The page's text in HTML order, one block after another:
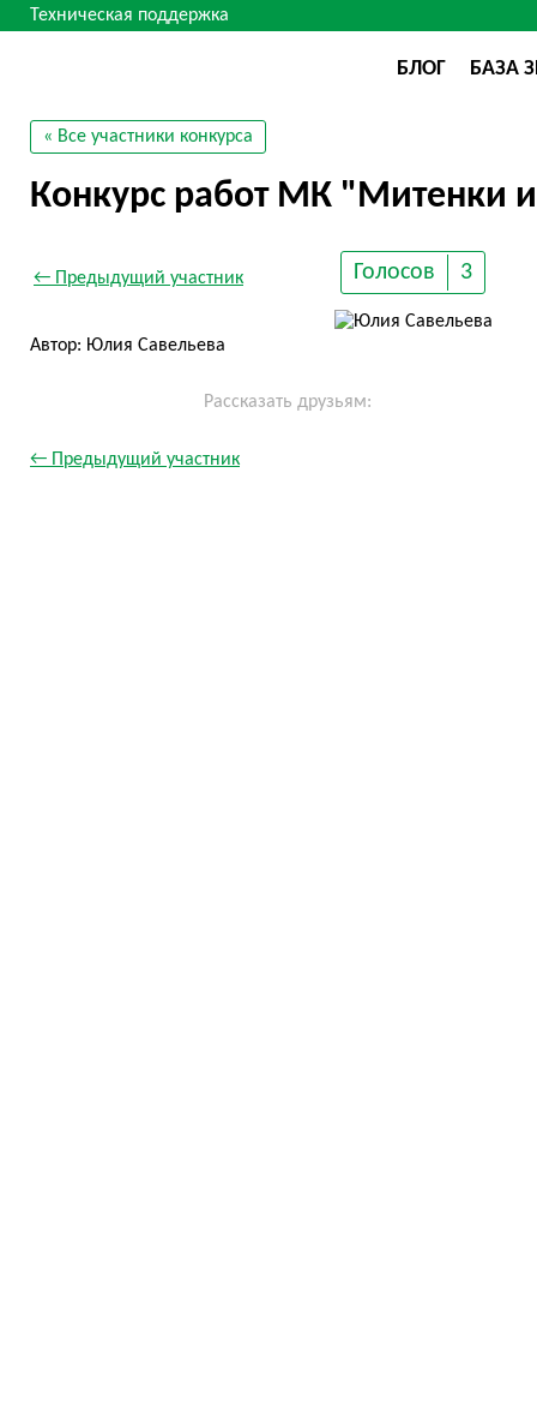
Техническая поддержка
БЛОГ БАЗА
« Все участники конкурса
Конкурс работ МК "Митенки
← Предыдущий участник Голосов 3
Автор: Юлия Савельева
Рассказать друзьям:
← Предыдущий участник